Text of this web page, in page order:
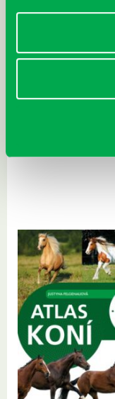
Rudź, Przemyslaw: Atlas